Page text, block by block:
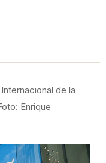
de la
Enrique